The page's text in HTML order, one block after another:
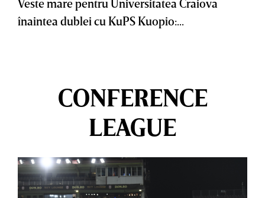
Veste mare pentru Universitatea Craiova
înaintea dublei cu KuPS Kuopio:...
CONFERENCE
LEAGUE